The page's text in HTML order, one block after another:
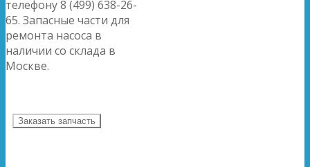
телефону 8 (499) 638-26-
65. Запасные части для
ремонта насоса в
наличии со склада в
Москве.
Заказать запчасть